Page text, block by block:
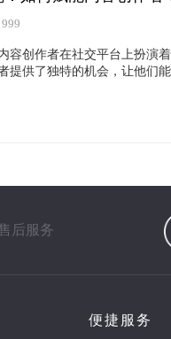
999
容创作者在社交平台上扮演
提供了独特的机会，让他们
后服务
便捷服务